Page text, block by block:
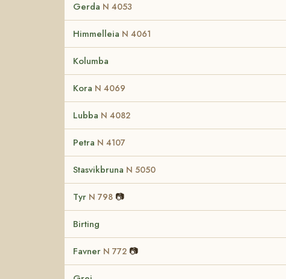
Gerda N 4053
Himmelleia N 4061
Kolumba
Kora N 4069
Lubba N 4082
Petra N 4107
Stasvikbruna N 5050
Tyr N 798 📷
Birting
Favner N 772 📷